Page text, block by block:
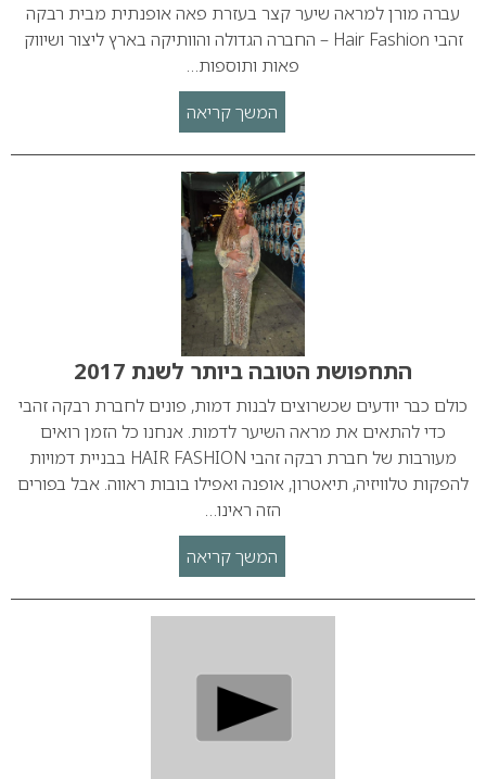
עברה מורן למראה שיער קצר בעזרת פאה אופנתית מבית רבקה
זהבי Hair Fashion – החברה הגדולה והוותיקה בארץ ליצור ושיווק
פאות ותוספות…
המשך קריאה
התחפושת הטובה ביותר לשנת 2017
כולם כבר יודעים שכשרוצים לבנות דמות, פונים לחברת רבקה זהבי
כדי להתאים את מראה השיער לדמות. אנחנו כל הזמן רואים
מעורבות של חברת רבקה זהבי HAIR FASHION בבניית דמויות
להפקות טלוויזיה, תיאטרון, אופנה ואפילו בובות ראווה. אבל בפורים
הזה ראינו…
המשך קריאה